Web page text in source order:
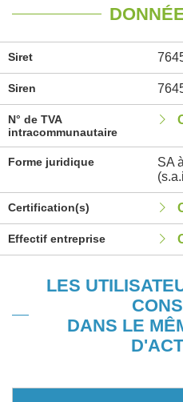
Siret
Siren
N° de TVA
intracommunautaire
Forme juridique
SA
Certification(s)
Effectif entreprise
LES
DANS LE